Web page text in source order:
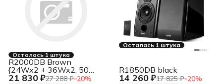
Осталась 1 штука
21 830 ₽27 288 ₽−20%
R2000DB Brown
{24Wx2 + 36Wx2, 50
Гц - 20 кГц, пульт ДУ}
Осталась 1 штука
14 260 ₽17 825 ₽−20%
R1850DB black